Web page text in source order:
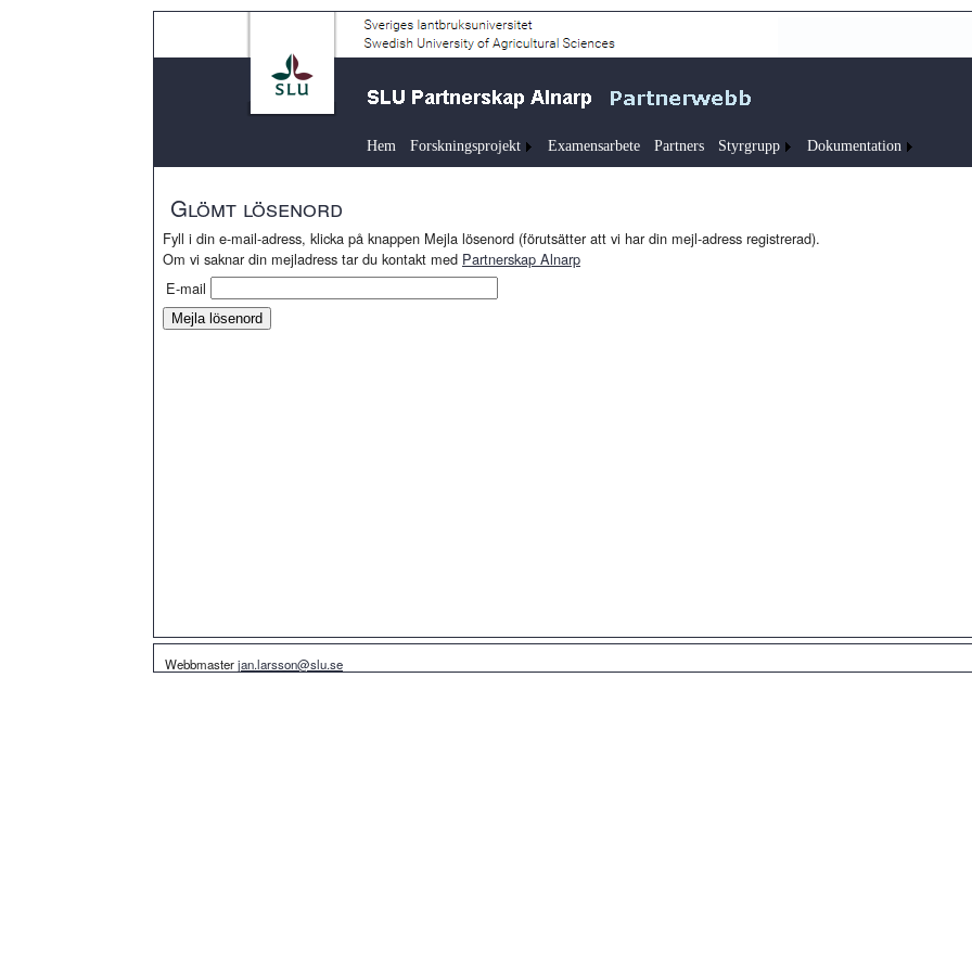
Hem Forskningsprojekt Examensarbete Partners Styrgrupp Dokumentation
Glömt lösenord
Fyll i din e-mail-adress, klicka på knappen Mejla lösenord (förutsätter att vi har din mejl-adress registrerad).
Om vi saknar din mejladress tar du kontakt med Partnerskap Alnarp
E-mail
Webbmasterjan.larsson@slu.se